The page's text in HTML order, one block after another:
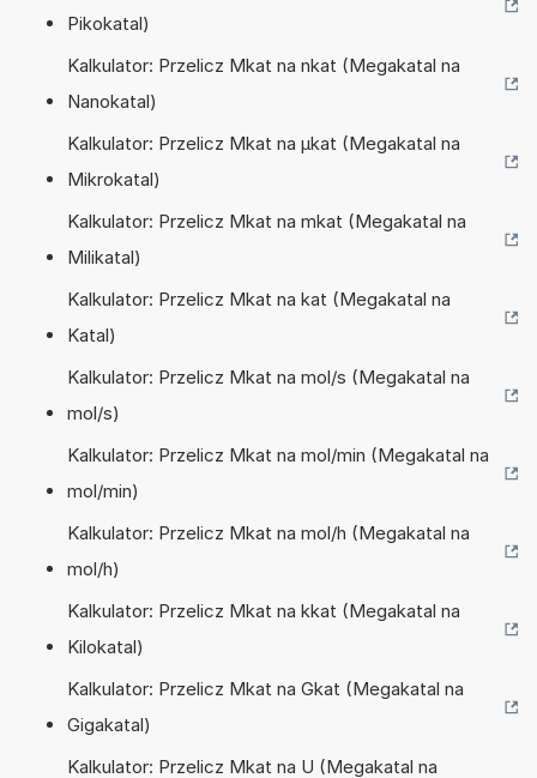
Pikokatal)
Kalkulator: Przelicz Mkat na nkat (Megakatal na
Nanokatal)
Kalkulator: Przelicz Mkat na µkat (Megakatal na
Mikrokatal)
Kalkulator: Przelicz Mkat na mkat (Megakatal na
Milikatal)
Kalkulator: Przelicz Mkat na kat (Megakatal na
Katal)
Kalkulator: Przelicz Mkat na mol/s (Megakatal na
mol/s)
Kalkulator: Przelicz Mkat na mol/min (Megakatal na
mol/min)
Kalkulator: Przelicz Mkat na mol/h (Megakatal na
mol/h)
Kalkulator: Przelicz Mkat na kkat (Megakatal na
Kilokatal)
Kalkulator: Przelicz Mkat na Gkat (Megakatal na
Gigakatal)
Kalkulator: Przelicz Mkat na U (Megakatal na